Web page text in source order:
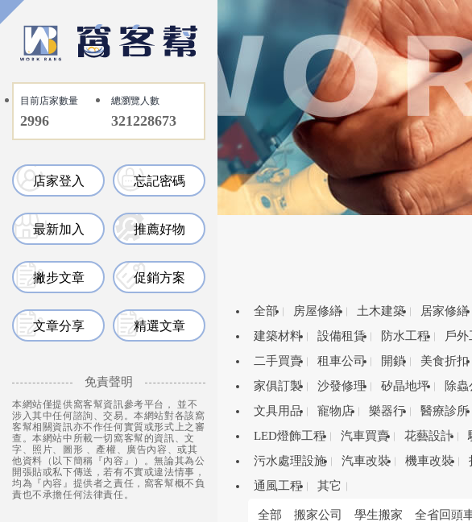
目前店家數量
2996
總瀏覽人數
321228673
店家登入 忘記密碼
最新加入 推薦好物
撇步文章 促銷方案
文章分享 精選文章
免責聲明
本網站僅提供窩客幫資訊參考平台， 並不
涉入其中任何諮詢、交易。本網站對各該窩
客幫相關資訊亦不作任何實質或形式上之審
查。本網站中所載一切窩客幫的資訊、文
字、照片、圖形 、產權、廣告內容、或其
他資料（以下簡稱『內容』）。無論其為公
開張貼或私下傳送，若有不實或違法情事，
均為『內容』提供者之責任，窩客幫概不負
責也不承擔任何法律責任。
全部 房屋修繕 土木建築 居家修繕
建築材料
設備租賃 防水工程 戶外
二手買賣
租車公司 開鎖 美食折扣
家俱訂製
沙發修理 矽晶地坪 除蟲
文具用品
寵物店 樂器行 醫療診所
LED燈飾工程
汽車買賣 花藝設計
污水處理設施
汽車改裝 機車改裝
通風工程
其它
全部 搬家公司 學生搬家 全省回頭